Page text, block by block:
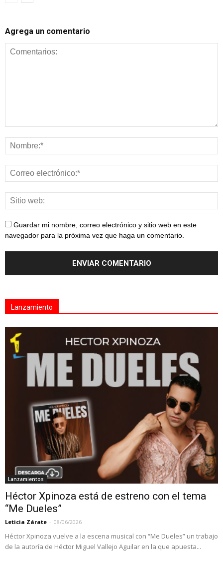
Agrega un comentario
Guardar mi nombre, correo electrónico y sitio web en este
navegador para la próxima vez que haga un comentario.
Lanzamiento
Lanzamientos
Héctor Xpinoza está de estreno con el tema
“Me Dueles”
Leticia Zárate - 08/06/2026
Héctor Xpinoza vuelve a la escena musical con “Me Dueles” un trabajo
de la autoría de Héctor Miguel Vallejo Aguilar en la que apuesta...